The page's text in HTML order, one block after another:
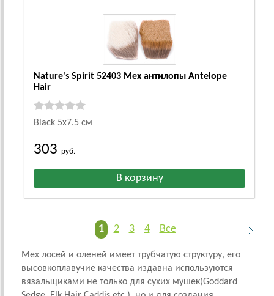
Nature's Spirit 52403 Мех антилопы Antelope
Hair
Black 5х7.5 см
303 руб.
1 2 3 4 Все
Мех лосей и оленей имеет трубчатую структуру, его
высовкоплавучие качества издавна используются
вязальщиками не только для сухих мушек(Goddard